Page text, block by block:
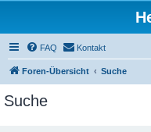
FAQ Kontakt
Foren-Übersicht Suche
Suche